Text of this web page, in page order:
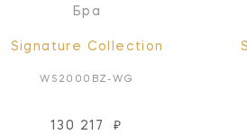
Бра
Signature Collection
WS2000BZ-WG
130 217 ₽